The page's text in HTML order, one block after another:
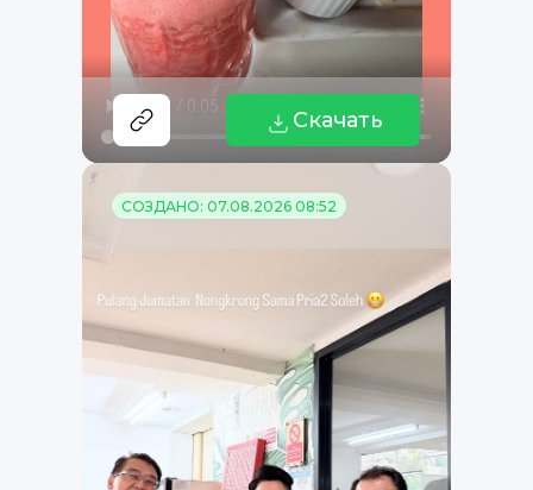
Скачать
СОЗДАНО: 07.08.2026 08:52